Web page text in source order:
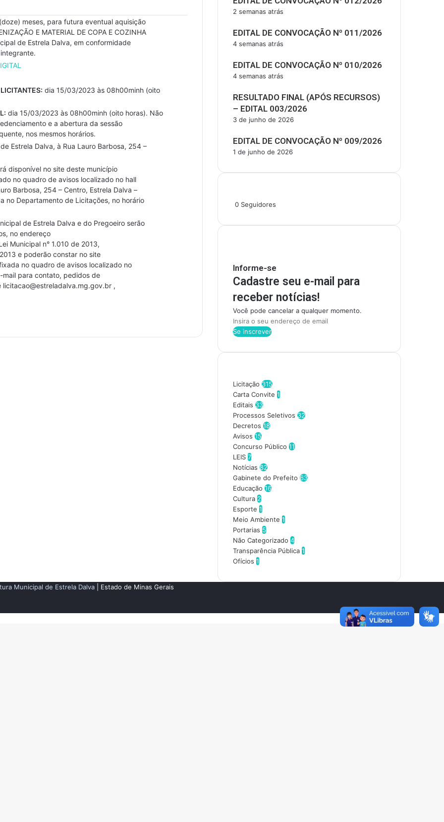
meses, para futura eventual aquisição
E MATERIAL DE COPA E COZINHA
de Estrela Dalva, em conformidade
dia 15/03/2023 às 08h00minh (oito
dia 15/03/2023 às 08h00minh (oito horas). Não
e a abertura da sessão
nos mesmos horários.
Estrela Dalva, à Rua Lauro Barbosa, 254 –
disponível no site deste município
no quadro de avisos localizado no hall
Barbosa, 254 – Centro, Estrela Dalva –
no Departamento de Licitações, no horário
de Estrela Dalva e do Pregoeiro serão
no endereço
Municipal n° 1.010 de 2013,
e poderão constar no site
no quadro de avisos localizado no
mail para contato, pedidos de
,
2 semanas atrás
EDITAL DE CONVOCAÇÃO Nº 011/2026
4 semanas atrás
EDITAL DE CONVOCAÇÃO Nº 010/2026
4 semanas atrás
RESULTADO FINAL (APÓS RECURSOS)
– EDITAL 003/2026
3 de junho de 2026
EDITAL DE CONVOCAÇÃO Nº 009/2026
1 de junho de 2026
0 Seguidores
Informe-se
Cadastre seu e-mail para
receber notícias!
Você pode cancelar a qualquer momento.
I
n
i
o
s
e
u
e
n
d
e
r
e
ç
o
d
e
e
m
a
i
Licitação 315
Carta Convite 1
Editais 33
Processos Seletivos 32
Decretos 18
Avisos 15
Concurso Público 11
LEIS 7
Notícias 82
Gabinete do Prefeito 63
Educação 16
Cultura 2
Esporte 1
Meio Ambiente 1
Portarias 5
Não Categorizado 4
Transparência Pública 1
Ofícios 1
Municipal de Estrela Dalva | Estado de Minas Gerais